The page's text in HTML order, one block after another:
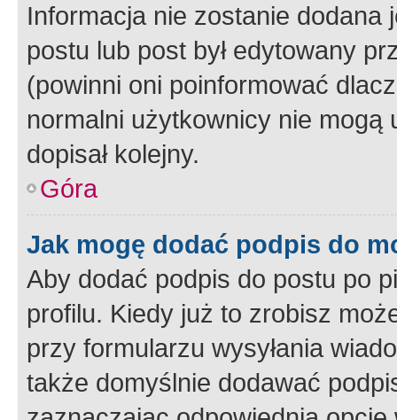
Informacja nie zostanie dodana
postu lub post był edytowany
(powinni oni poinformować
normalni użytkownicy nie
dopisał kolejny.
Góra
Jak mogę dodać podpis do
Aby dodać podpis do postu po
profilu. Kiedy już to zrobisz
przy formularzu wysyłania
także domyślnie dodawać